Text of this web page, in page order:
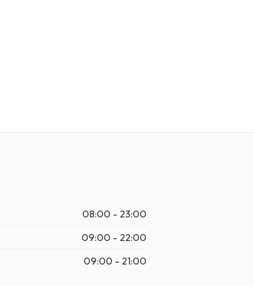
08:00 - 23:00
09:00 - 22:00
09:00 - 21:00